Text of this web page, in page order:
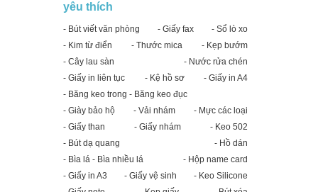
yêu thích
- Bút viết văn phòng - Giấy fax
- Sổ lò xo
- Kim từ điển
- Thước mica
- Kẹp bướm
- Cây lau sàn
- Nước rửa chén
- Giấy in liên tục
- Kệ hồ sơ
- Giấy in A4
- Băng keo trong - Băng keo đục
- Giày bảo hộ
- Vải nhám
- Mực các loại
- Giấy than
- Giấy nhám
- Keo 502
- Bút dạ quang
- Hồ dán
- Bìa lá - Bìa nhiều lá
- Hộp name card
- Giấy in A3
- Giấy vệ sinh
- Keo Silicone